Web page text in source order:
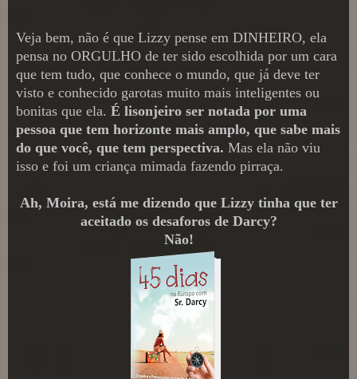
Veja bem, não é que Lizzy pense em DINHEIRO, ela
pensa no ORGULHO de ter sido escolhida por um cara
que tem tudo, que conhece o mundo, que já deve ter
visto e conhecido garotas muito mais inteligentes ou
bonitas que ela. É lisonjeiro ser notada por uma
pessoa que tem horizonte mais amplo, que sabe mais
do que você, que tem perspectiva. Mas ela não viu
isso e foi um criança mimada fazendo pirraça.
Ah, Moira, está me dizendo que Lizzy tinha que ter
aceitado os desaforos de Darcy?
Não!